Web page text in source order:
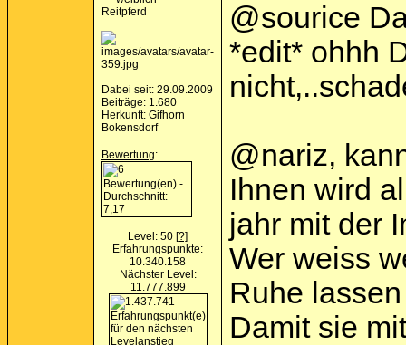
Reitpferd
Dabei seit: 29.09.2009
Beiträge: 1.680
Herkunft: Gifhorn
Bokensdorf
Bewertung:
Level: 50 [?]
Erfahrungspunkte:
10.340.158
Nächster Level:
11.777.899
@sourice
*edit* ohhh
@nariz,
Ihnen wird
jahr mit der
Wer weiss
Ruhe
Damit sie